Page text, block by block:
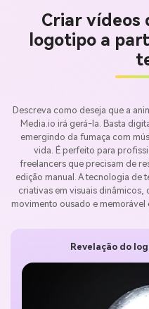
Criar vídeos
logotipo a
Descreva como deseja que a
Media.io irá gerá-la. Basta
emergindo da fumaça com
vida. É perfeito para
freelancers que precisam de
edição manual. A tecnologia de
criativas em visuais dinâmicos,
movimento ousado e
Revelação do